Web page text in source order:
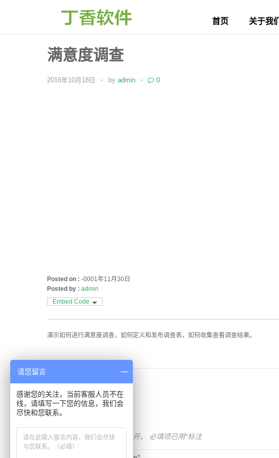
首页 关于我们
满意度调查
2016年10月18日 by admin 0
Posted on : -0001年11月30日
Posted by : admin
Embed Code
演示如何进行满意度调查，如何定义和发布调查表，如何收集查看调查结果。
Comments
发表回复
您的电子邮箱地址不会被公开。 必填项已用*标注
请您留言
感谢您的关注，当前客服人员不在
线，请填写一下您的信息，我们会
尽快和您联系。